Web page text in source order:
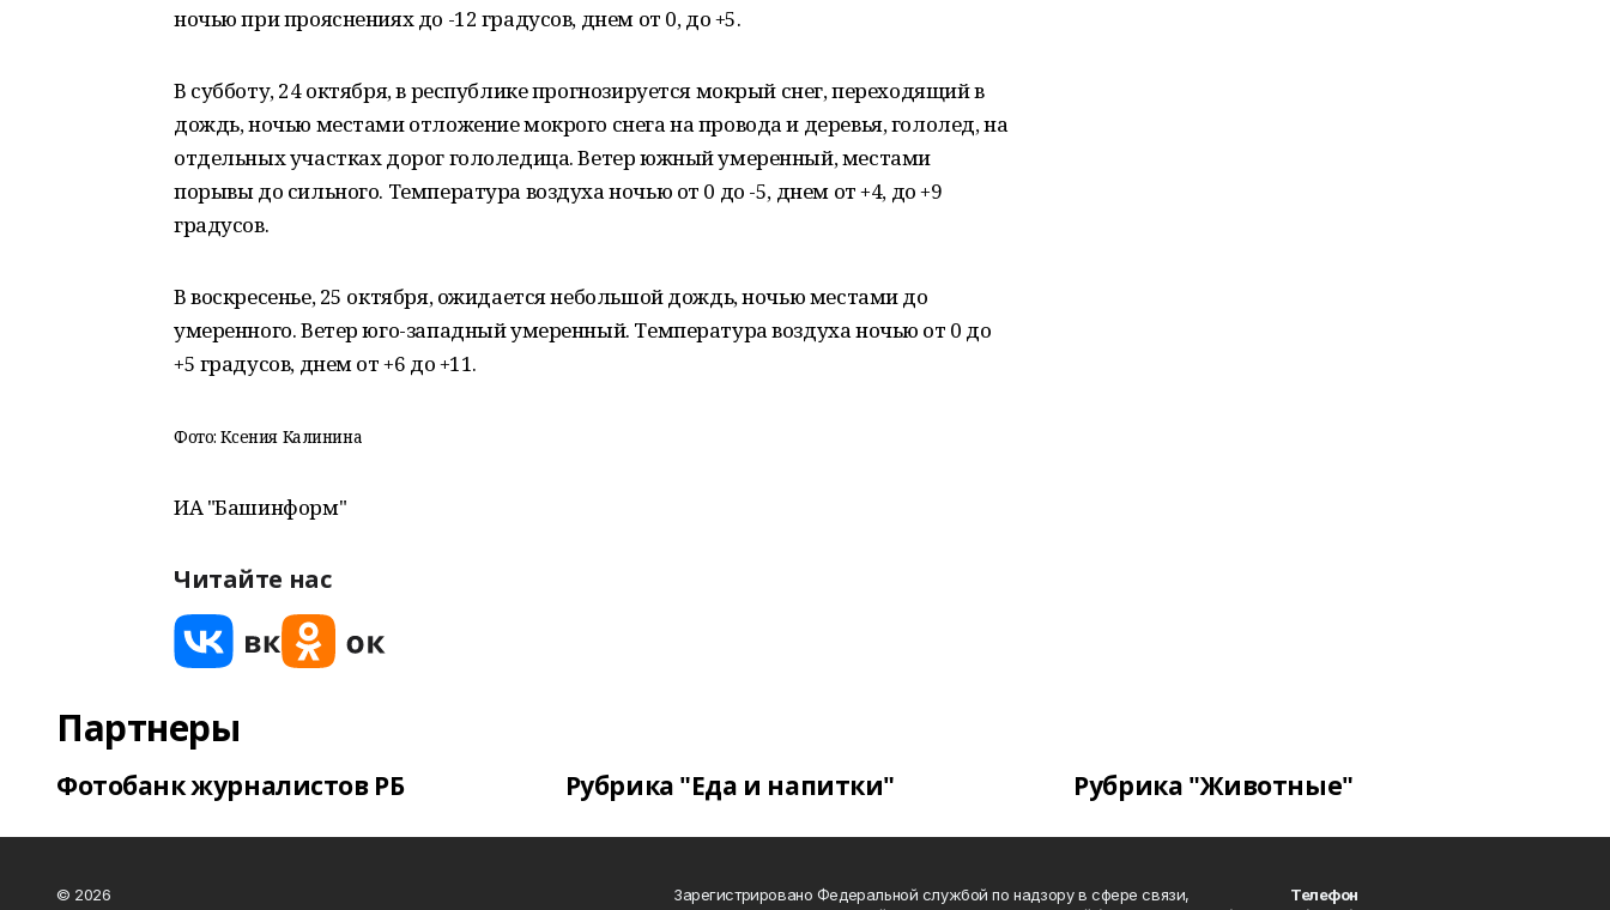
ночью при прояснениях до -12 градусов, днем от 0, до +5.
В субботу, 24 октября, в республике прогнозируется мокрый снег, переходящий в
дождь, ночью местами отложение мокрого снега на провода и деревья, гололед, на
отдельных участках дорог гололедица. Ветер южный умеренный, местами
порывы до сильного. Температура воздуха ночью от 0 до -5, днем от +4, до +9
градусов.
В воскресенье, 25 октября, ожидается небольшой дождь, ночью местами до
умеренного. Ветер юго-западный умеренный. Температура воздуха ночью от 0 до
+5 градусов, днем от +6 до +11.
Фото: Ксения Калинина
ИА "Башинформ"
Читайте нас
Партнеры
Фотобанк журналистов РБ Рубрика "Еда и напитки" Рубрика "Животные"
© 2026
Зарегистрировано Федеральной службой по надзору в сфере связи,
Телефон